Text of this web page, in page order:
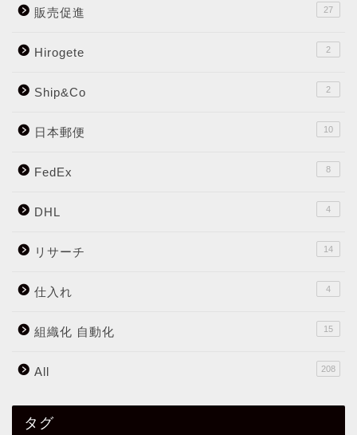
販売促進 27
Hirogete 2
Ship&Co 2
日本郵便 10
FedEx 8
DHL 4
リサーチ 14
仕入れ 4
組織化 自動化 15
All 208
タグ